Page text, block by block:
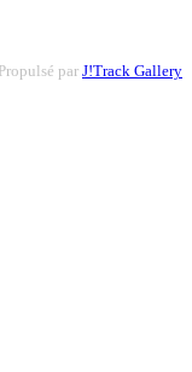
Propulsé par J!Track Gallery